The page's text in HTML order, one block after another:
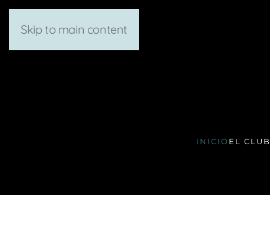
Skip to main content
INICIOEL CLUB